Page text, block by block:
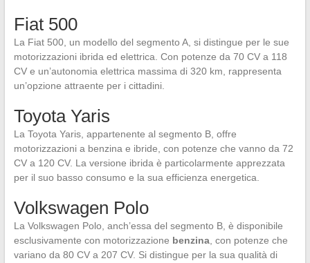
Fiat 500
La Fiat 500, un modello del segmento A, si distingue per le sue
motorizzazioni ibrida ed elettrica. Con potenze da 70 CV a 118
CV e un’autonomia elettrica massima di 320 km, rappresenta
un’opzione attraente per i cittadini.
Toyota Yaris
La Toyota Yaris, appartenente al segmento B, offre
motorizzazioni a benzina e ibride, con potenze che vanno da 72
CV a 120 CV. La versione ibrida è particolarmente apprezzata
per il suo basso consumo e la sua efficienza energetica.
Volkswagen Polo
La Volkswagen Polo, anch’essa del segmento B, è disponibile
esclusivamente con motorizzazione benzina, con potenze che
variano da 80 CV a 207 CV. Si distingue per la sua qualità di